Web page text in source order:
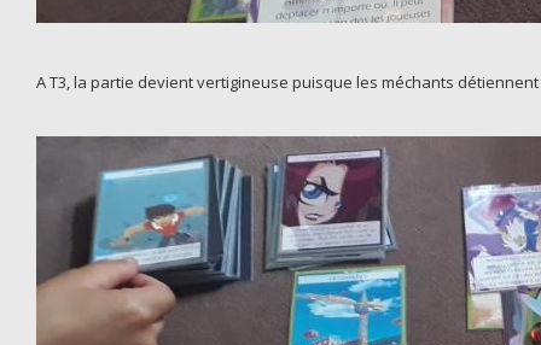
A T3, la partie devient vertigineuse puisque les méchants détiennent